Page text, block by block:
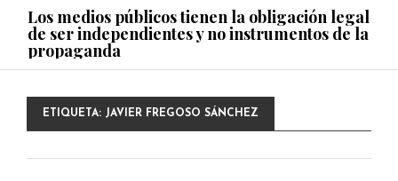
Los medios públicos tienen la obligación legal
de ser independientes y no instrumentos de la
propaganda
PUBLICADO EL 27 NOVIEMBRE, 2022
Consejos ciudadanos e IFT deben garantizar
ETIQUETA: JAVIER FREGOSO SÁNCHEZ